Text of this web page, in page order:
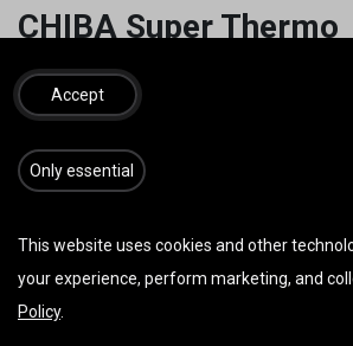
CHIBA Super Thermo
Handschuhe Primaloft
**Abbildung ähnlich**
° Winddicht und atmungsaktiv
° Wasserdicht durch Eurotex Membrane
° Hotliner Heizsystem
° Robuste Oberhand
° Innenhand aus robustem Digital-Leder
Accept
​​​Only essential
This website uses cookies and other
your experience, perform marketing, and
Policy.